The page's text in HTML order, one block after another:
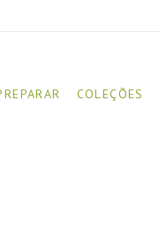
COLEÇÕES